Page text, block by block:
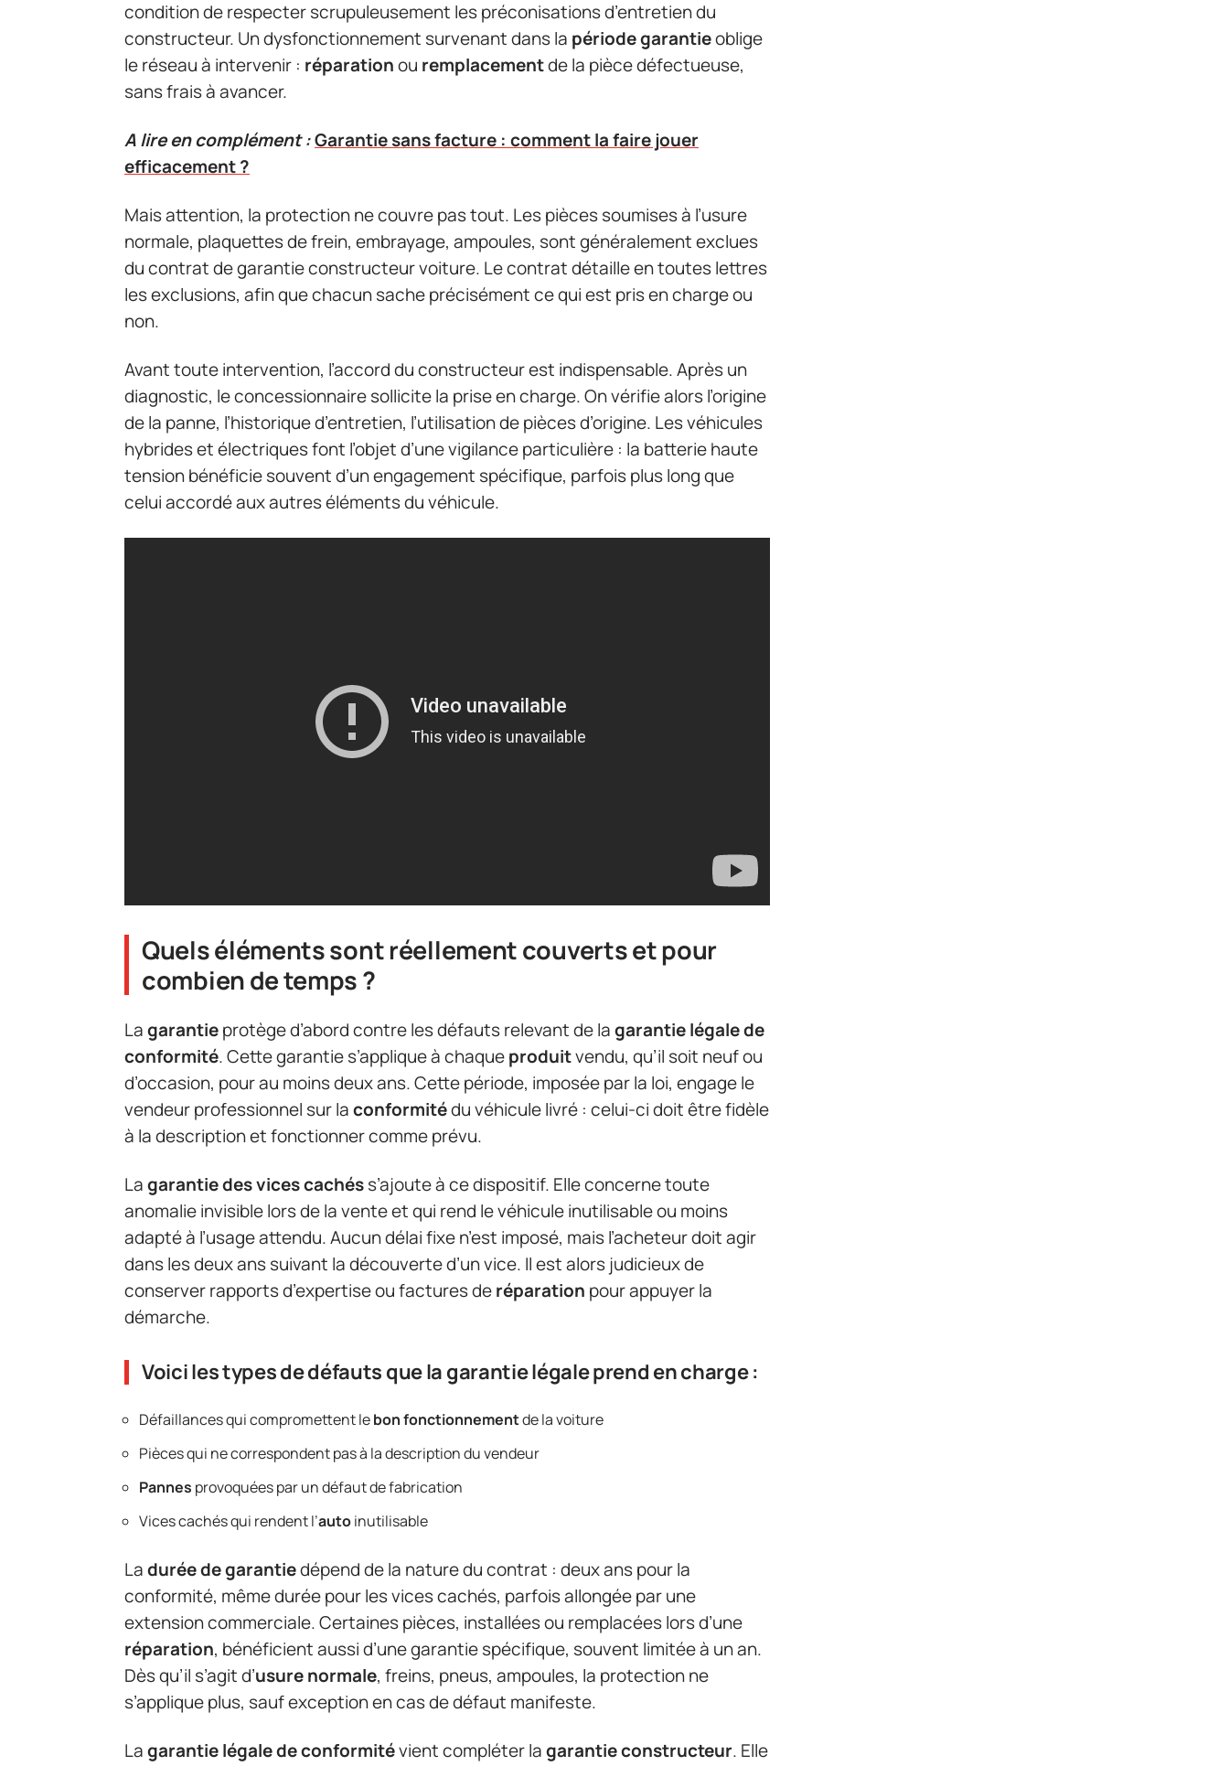
condition de respecter scrupuleusement les préconisations d’entretien du
constructeur. Un dysfonctionnement survenant dans la période garantieoblige
le réseau à intervenir : réparationou remplacementde la pièce défectueuse,
sans frais à avancer.
A lire en complément :Garantie sans facture : comment la faire jouer
efficacement ?
Mais attention, la protection ne couvre pas tout. Les pièces soumises à l’usure
normale, plaquettes de frein, embrayage, ampoules, sont généralement exclues
du contrat de garantie constructeur voiture. Le contrat détaille en toutes lettres
les exclusions, afin que chacun sache précisément ce qui est pris en charge ou
non.
Avant toute intervention, l’accord du constructeur est indispensable. Après un
diagnostic, le concessionnaire sollicite la prise en charge. On vérifie alors l’origine
de la panne, l’historique d’entretien, l’utilisation de pièces d’origine. Les véhicules
hybrides et électriques font l’objet d’une vigilance particulière : la batterie haute
tension bénéficie souvent d’un engagement spécifique, parfois plus long que
celui accordé aux autres éléments du véhicule.
Quels éléments sont réellement couverts et pour
combien de temps ?
Lagarantieprotège d’abord contre les défauts relevant de lagarantie légale de
conformité. Cette garantie s’applique à chaqueproduitvendu, qu’il soit neuf ou
d’occasion, pour au moins deux ans. Cette période, imposée par la loi, engage le
vendeur professionnel sur laconformitédu véhicule livré : celui-ci doit être fidèle
à la description et fonctionner comme prévu.
Lagarantie des vices cachéss’ajoute à ce dispositif. Elle concerne toute
anomalie invisible lors de la vente et qui rend le véhicule inutilisable ou moins
adapté à l’usage attendu. Aucun délai fixe n’est imposé, mais l’acheteur doit agir
dans les deux ans suivant la découverte d’un vice. Il est alors judicieux de
conserver rapports d’expertise ou factures deréparation pour appuyer la
démarche.
Voici les types de défauts que la garantie légale prend en charge :
Défaillances qui compromettent lebon fonctionnementde la voiture
Pièces qui ne correspondent pas à la description du vendeur
Pannes provoquées par un défaut de fabrication
Vices cachés qui rendent l’autoinutilisable
Ladurée de garantiedépend de la nature du contrat : deux ans pour la
conformité, même durée pour les vices cachés, parfois allongée par une
extension commerciale. Certaines pièces, installées ou remplacées lors d’une
réparation, bénéficient aussi d’une garantie spécifique, souvent limitée à un an.
Dès qu’il s’agit d’usure normale, freins, pneus, ampoules, la protection ne
s’applique plus, sauf exception en cas de défaut manifeste.
Lagarantie légale de conformitévient compléter lagarantie constructeur. Elle